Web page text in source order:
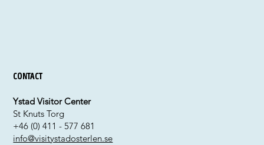
Contact
Ystad Visitor Center
St Knuts Torg
+46 (0) 411 - 577 681
info@visitystadosterlen.se